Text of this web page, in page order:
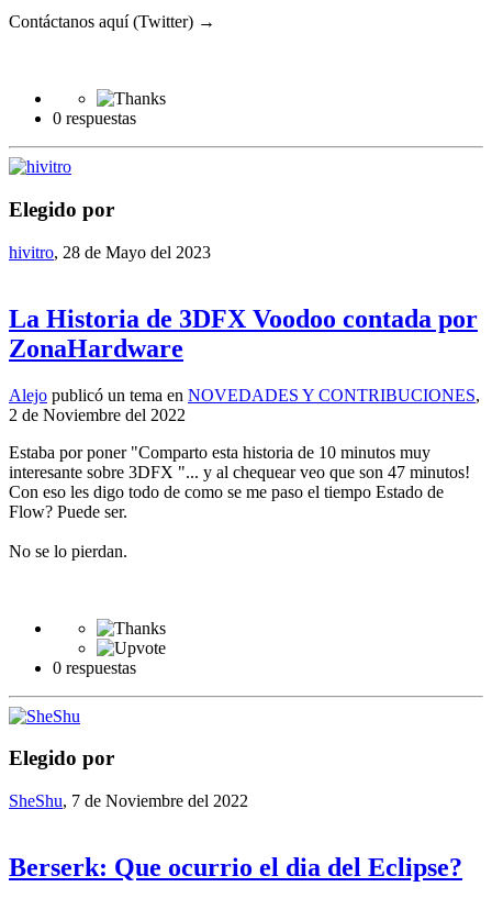
Contáctanos aquí (Twitter) →
0 respuestas
Elegido por
hivitro, 28 de Mayo del 2023
La Historia de 3DFX Voodoo contada por
ZonaHardware
Alejo publicó un tema en NOVEDADES Y CONTRIBUCIONES,
2 de Noviembre del 2022
Estaba por poner "Comparto esta historia de 10 minutos muy
interesante sobre 3DFX "... y al chequear veo que son 47 minutos!
Con eso les digo todo de como se me paso el tiempo Estado de
Flow? Puede ser.
No se lo pierdan.
0 respuestas
Elegido por
SheShu, 7 de Noviembre del 2022
Berserk: Que ocurrio el dia del Eclipse?